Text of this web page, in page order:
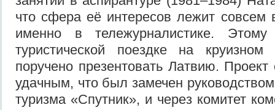
что сфера её интересов лежит совсем
именно в тележурналистике.
туристической поездке на
поручено презентовать Латвию. Проект
удачным, что был замечен
туризма «Спутник», и через комитет